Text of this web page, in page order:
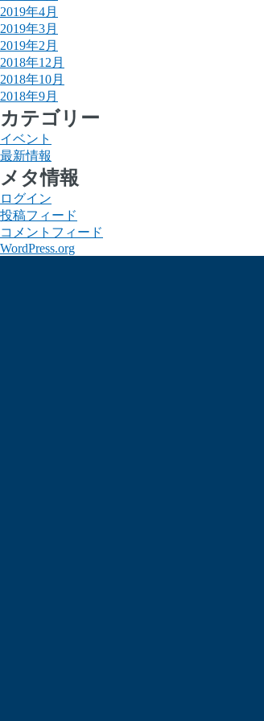
2019年4月
2019年3月
2019年2月
2018年12月
2018年10月
2018年9月
カテゴリー
イベント
最新情報
メタ情報
ログイン
投稿フィード
コメントフィード
WordPress.org